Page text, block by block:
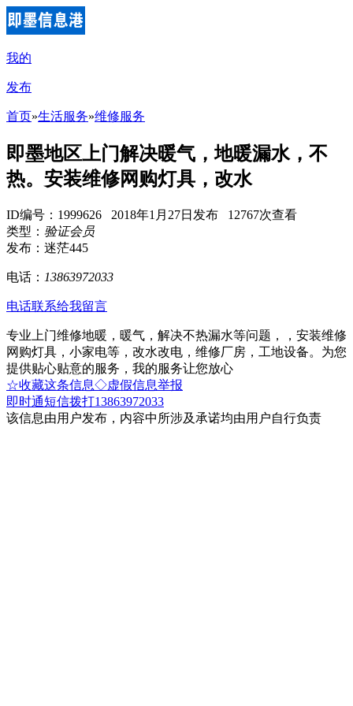
我的
发布
首页»生活服务»维修服务
即墨地区上门解决暖气，地暖漏水，不
热。安装维修网购灯具，改水
ID编号：1999626 2018年1月27日发布 12767次查看
类型： 验证会员
发布：迷茫445
电话： 13863972033
电话联系给我留言
专业上门维修地暖，暖气，解决不热漏水等问题，，安装维修
网购灯具，小家电等，改水改电，维修厂房，工地设备。为您
提供贴心贴意的服务，我的服务让您放心
☆收藏这条信息◇虚假信息举报
即时通短信拨打13863972033
该信息由用户发布，内容中所涉及承诺均由用户自行负责